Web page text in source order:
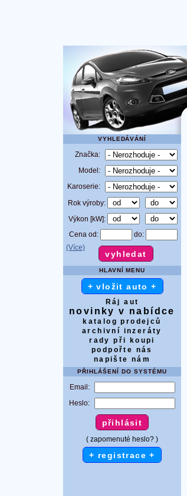
VYHLEDÁVÁNÍ
Značka:
Model:
Karoserie:
Rok výroby:
Výkon [kW]:
Cena od:
do:
(Více)
HLAVNÍ MENU
+ vložit auto +
Ráj aut
novinky v nabídce
katalog prodejců
archivní inzeráty
rady při koupi
podpořte nás
napište nám
PŘIHLÁŠENÍ DO SYSTÉMU
Email:
Heslo:
( zapomenuté heslo? )
+ registrace +